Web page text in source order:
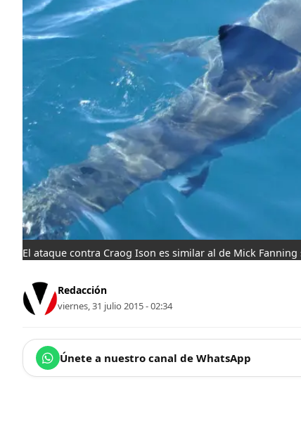
El ataque contra Craog Ison es similar al de Mick Fanning
Redacción
viernes, 31 julio 2015 - 02:34
Únete a nuestro canal de WhatsApp